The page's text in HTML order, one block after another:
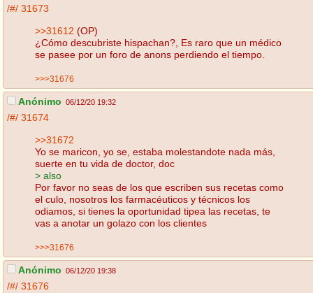
/#/ 31673
>>31612 (OP)
¿Cómo descubriste hispachan?, Es raro que un médico
se pasee por un foro de anons perdiendo el tiempo.
>>>31676
Anónimo 06/12/20 19:32
/#/ 31674
>>31672
Yo se maricon, yo se, estaba molestandote nada más,
suerte en tu vida de doctor, doc
> also
Por favor no seas de los que escriben sus recetas como
el culo, nosotros los farmacéuticos y técnicos los
odiamos, si tienes la oportunidad tipea las recetas, te
vas a anotar un golazo con los clientes
>>>31676
Anónimo 06/12/20 19:38
/#/ 31676